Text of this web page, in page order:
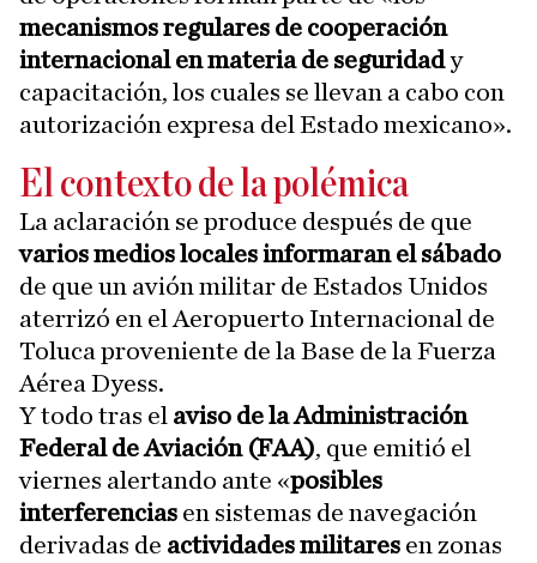
mecanismos regulares de cooperación
internacional en materia de seguridady
capacitación, los cuales se llevan a cabo con
autorización expresa del Estado mexicano».
El contexto de la polémica
La aclaración se produce después de que
varios medios locales informaran el sábado
de que un avión militar de Estados Unidos
aterrizó en el Aeropuerto Internacional de
Toluca proveniente de la Base de la Fuerza
Aérea Dyess.
Y todo tras el aviso de la Administración
Federal de Aviación (FAA), que emitió el
viernes alertando ante «posibles
interferencias en sistemas de navegación
derivadas de actividades militares en zonas